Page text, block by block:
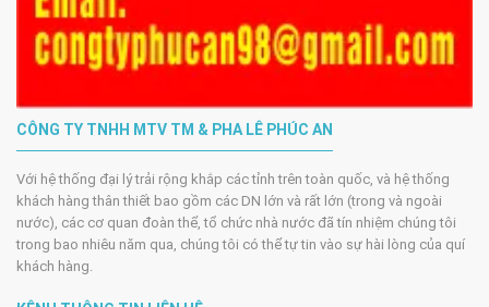
CÔNG TY TNHH MTV TM & PHA LÊ PHÚC AN
Với hệ thống đại lý trải rộng khắp các tỉnh trên toàn quốc, và hệ thống
khách hàng thân thiết bao gồm các DN lớn và rất lớn (trong và ngoài
nước), các cơ quan đoàn thể, tổ chức nhà nước đã tín nhiệm chúng tôi
trong bao nhiêu năm qua, chúng tôi có thể tự tin vào sự hài lòng của quí
khách hàng.